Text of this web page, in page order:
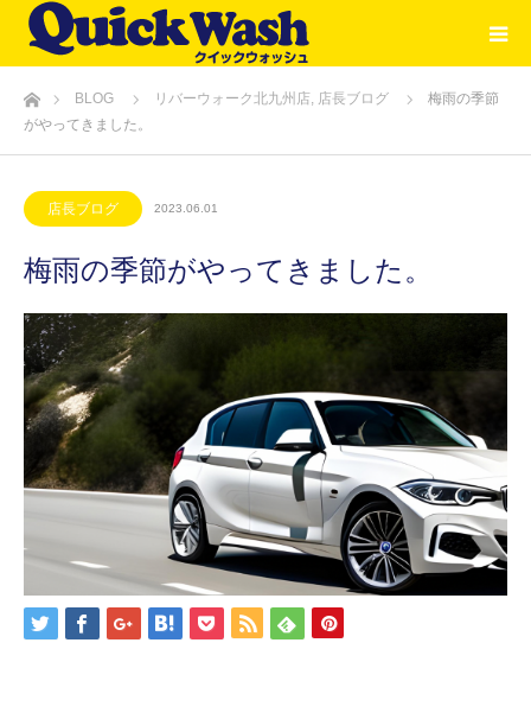
ホームBLOG リバーウォーク北九州店, 店長ブログ
梅雨の季節
がやってきました。
店長ブログ 2023.06.01
梅雨の季節がやってきました。